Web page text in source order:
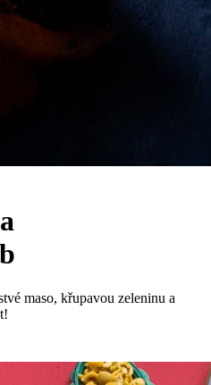
maso, křupavou zeleninu a